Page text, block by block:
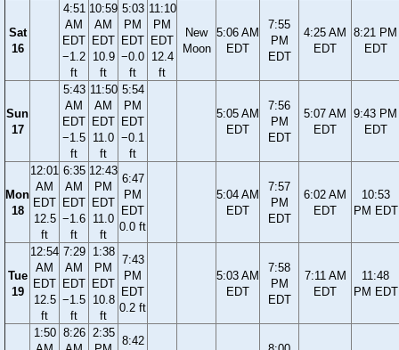
Sat
16
4:51
AM
EDT
−1.2
ft
10:59
AM
EDT
10.9
ft
5:03
PM
EDT
−0.0
ft
11:10
PM
EDT
12.4
ft
New
Moon
5:06 AM
EDT
7:55
PM
EDT
4:25 AM
EDT
8:21 PM
EDT
Sun
17
5:43
AM
EDT
−1.5
ft
11:50
AM
EDT
11.0
ft
5:54
PM
EDT
−0.1
ft
5:05 AM
EDT
7:56
PM
EDT
5:07 AM
EDT
9:43 PM
EDT
Mon
18
12:01
AM
EDT
12.5
ft
6:35
AM
EDT
−1.6
ft
12:43
PM
EDT
11.0
ft
6:47
PM
EDT
0.0 ft
5:04 AM
EDT
7:57
PM
EDT
6:02 AM
EDT
10:53
PM EDT
Tue
19
12:54
AM
EDT
12.5
ft
7:29
AM
EDT
−1.5
ft
1:38
PM
EDT
10.8
ft
7:43
PM
EDT
0.2 ft
5:03 AM
EDT
7:58
PM
EDT
7:11 AM
EDT
11:48
PM EDT
1:50 8:26 2:35
8:42